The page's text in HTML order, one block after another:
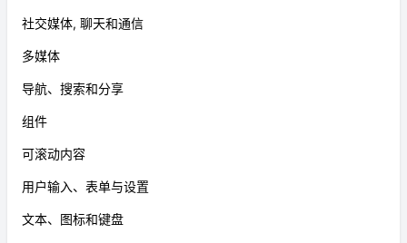
社交媒体, 聊天和通信
多媒体
导航、搜索和分享
组件
可滚动内容
用户输入、表单与设置
文本、图标和键盘